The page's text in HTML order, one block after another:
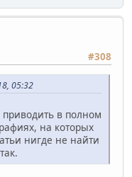
#308
05:32
в полном
на которых
нигде не найти